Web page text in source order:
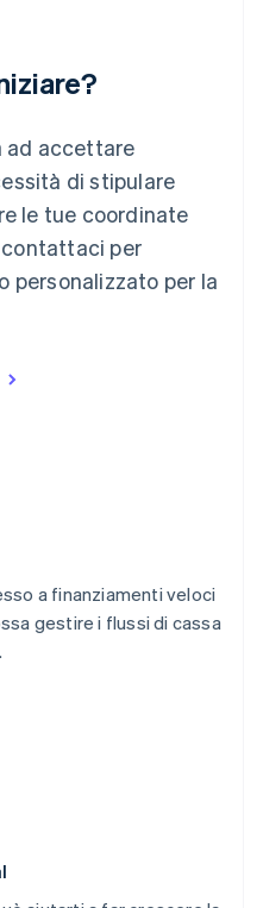
ad accettare
di stipulare
le tue coordinate
per
personalizzato per la
a finanziamenti veloci
gestire i flussi di cassa